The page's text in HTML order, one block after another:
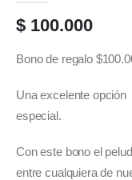
$ 100.000
Bono de regalo
Una excelente opción
especial.
Con este bono el
entre cualquiera de